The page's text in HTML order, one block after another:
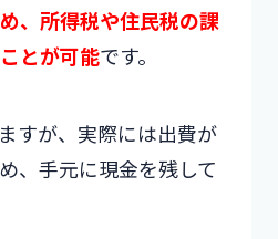
、所得税や住民税の課
とが可能です。
すが、実際には出費が
、手元に現金を残して